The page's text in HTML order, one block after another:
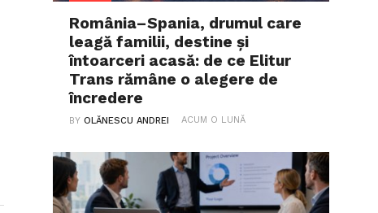
România–Spania, drumul care
leagă familii, destine și
întoarceri acasă: de ce Elitur
Trans rămâne o alegere de
încredere
BYOLĂNESCU ANDREI ACUM O LUNĂ